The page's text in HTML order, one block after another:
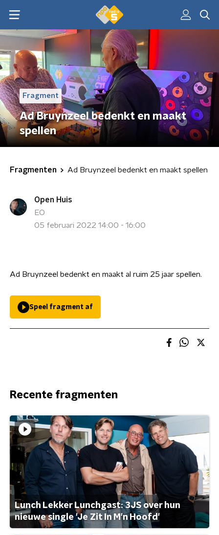
Fragment
Ad Bruynzeel bedenkt en maakt
spellen
Fragmenten Ad Bruynzeel bedenkt en maakt spellen
Open Huis
EO
05 februari 2022 14:00 - 16:00
Ad Bruynzeel bedenkt en maakt al ruim 25 jaar spellen.
Speel fragment af
Recente fragmenten
Lunch Lekker Lunchgast: 3JS over hun
nieuwe single 'Je Zit In M'n Hoofd'